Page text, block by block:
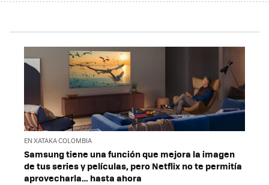
EN XATAKA COLOMBIA
Samsung tiene una función que mejora la imagen
de tus series y películas, pero Netflix no te permitía
aprovecharla… hasta ahora